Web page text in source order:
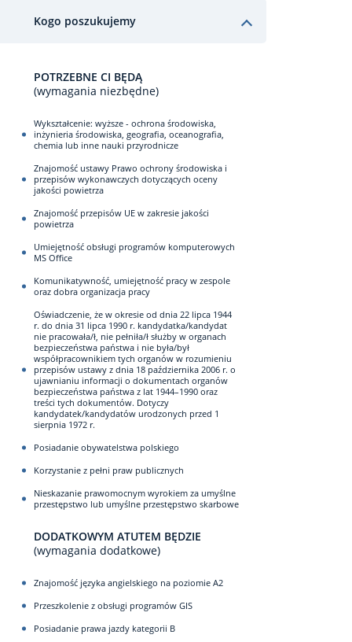
Kogo poszukujemy
POTRZEBNE CI BĘDĄ
(wymagania niezbędne)
Wykształcenie: wyższe - ochrona środowiska,
inżynieria środowiska, geografia, oceanografia,
chemia lub inne nauki przyrodnicze
Znajomość ustawy Prawo ochrony środowiska i
przepisów wykonawczych dotyczących oceny
jakości powietrza
Znajomość przepisów UE w zakresie jakości
powietrza
Umiejętność obsługi programów komputerowych
MS Office
Komunikatywność, umiejętność pracy w zespole
oraz dobra organizacja pracy
Oświadczenie, że w okresie od dnia 22 lipca 1944
r. do dnia 31 lipca 1990 r. kandydatka/kandydat
nie pracowała/ł, nie pełniła/ł służby w organach
bezpieczeństwa państwa i nie była/był
współpracownikiem tych organów w rozumieniu
przepisów ustawy z dnia 18 października 2006 r. o
ujawnianiu informacji o dokumentach organów
bezpieczeństwa państwa z lat 1944–1990 oraz
treści tych dokumentów. Dotyczy
kandydatek/kandydatów urodzonych przed 1
sierpnia 1972 r.
Posiadanie obywatelstwa polskiego
Korzystanie z pełni praw publicznych
Nieskazanie prawomocnym wyrokiem za umyślne
przestępstwo lub umyślne przestępstwo skarbowe
DODATKOWYM ATUTEM BĘDZIE
(wymagania dodatkowe)
Znajomość języka angielskiego na poziomie A2
Przeszkolenie z obsługi programów GIS
Posiadanie prawa jazdy kategorii B